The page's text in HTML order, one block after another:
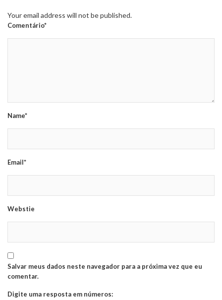
Your email address will not be published.
Comentário*
Name*
Email*
Webstie
Salvar meus dados neste navegador para a próxima vez que eu
comentar.
Digite uma resposta em números: